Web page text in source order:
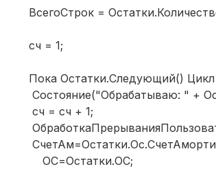
ВсегоСтрок =
сч = 1;
Пока Остатки.Следующий() Цикл
Состояние("Обрабатываю: " +
сч = сч + 1;
ОС=Остатки.ОС;